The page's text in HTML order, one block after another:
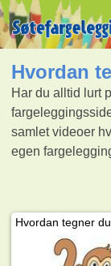
Hvordan
Har du alltid lurt
samlet videoer
egen
Hvordan tegner